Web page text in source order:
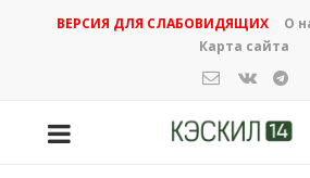
ВЕРСИЯ ДЛЯ СЛАБОВИДЯЩИХ О
Карта сайта